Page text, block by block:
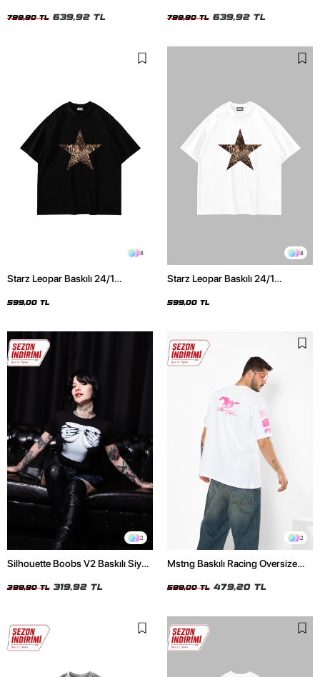
799,90 TL 639,92 TL 799,90 TL 639,92 TL
8
Starz Leopar Baskılı 24/1
599,00 TL
8
Starz Leopar Baskılı 24/1
599,00 TL
2
Silhouette Boobs V2 Baskılı Siyah
399,90 TL 319,92 TL
2
Mstng Baskılı Racing Oversize
599,00 TL 479,20 TL